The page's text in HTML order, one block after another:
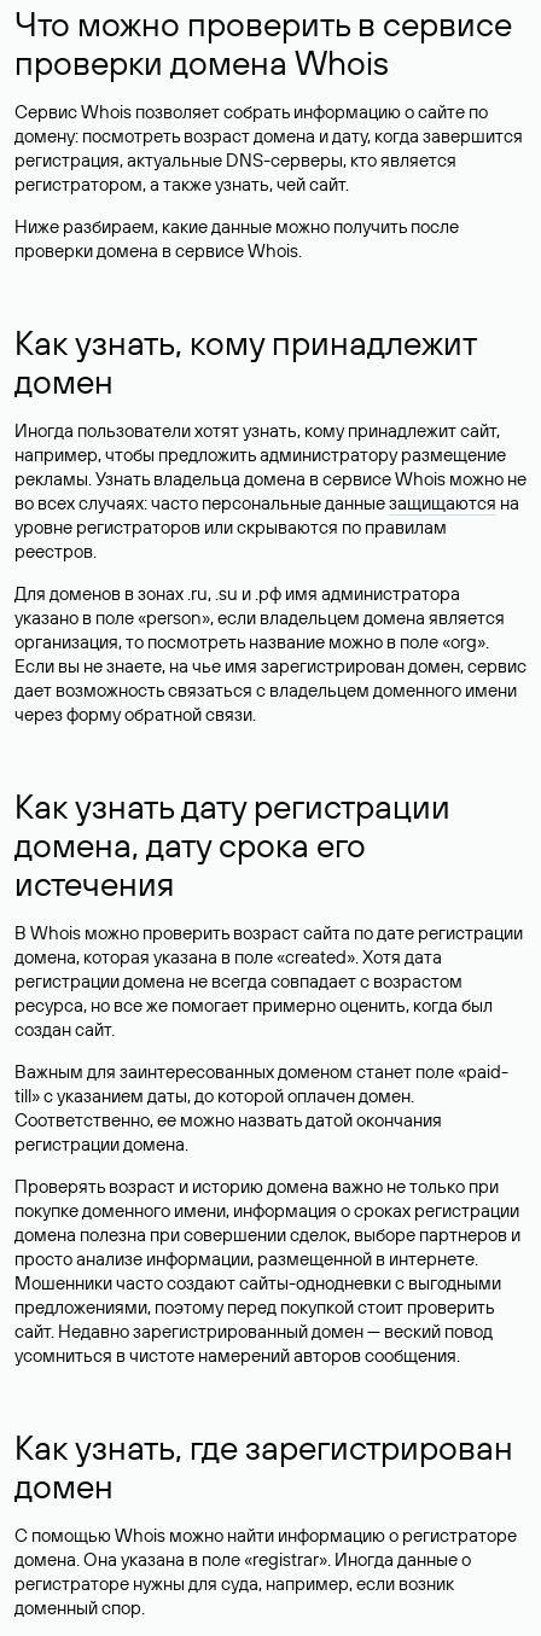
Что можно проверить в сервисе
проверки домена Whois
Сервис Whois позволяет собрать информацию о сайте по
домену: посмотреть возраст домена и дату, когда завершится
регистрация, актуальные DNS-серверы, кто является
регистратором, а также узнать, чей сайт.
Ниже разбираем, какие данные можно получить после
проверки домена в сервисе Whois.
Как узнать, кому принадлежит
домен
Иногда пользователи хотят узнать, кому принадлежит сайт,
например, чтобы предложить администратору размещение
рекламы. Узнать владельца домена в сервисе Whois можно не
во всех случаях: часто персональные данныезащищаются на
уровне регистраторов или скрываются по правилам
реестров.
Для доменов в зонах .ru, .su и .рф имя администратора
указано в поле «person», если владельцем домена является
организация, то посмотреть название можно в поле «org».
Если вы не знаете, на чье имя зарегистрирован домен, сервис
дает возможность связаться с владельцем доменного имени
через форму обратной связи.
Как узнать дату регистрации
домена, дату срока его
истечения
В Whois можно проверить возраст сайта по дате регистрации
домена, которая указана в поле «created». Хотя дата
регистрации домена не всегда совпадает с возрастом
ресурса, но все же помогает примерно оценить, когда был
создан сайт.
Важным для заинтересованных доменом станет поле «paid-
till» с указанием даты, до которой оплачен домен.
Соответственно, ее можно назвать датой окончания
регистрации домена.
Проверять возраст и историю домена важно не только при
покупке доменного имени, информация о сроках регистрации
домена полезна при совершении сделок, выборе партнеров и
просто анализе информации, размещенной в интернете.
Мошенники часто создают сайты-однодневки с выгодными
предложениями, поэтому перед покупкой стоит проверить
сайт. Недавно зарегистрированный домен — веский повод
усомниться в чистоте намерений авторов сообщения.
Как узнать, где зарегистрирован
домен
С помощью Whois можно найти информацию о регистраторе
домена. Она указана в поле «registrar». Иногда данные о
регистраторе нужны для суда, например, если возник
доменный спор.